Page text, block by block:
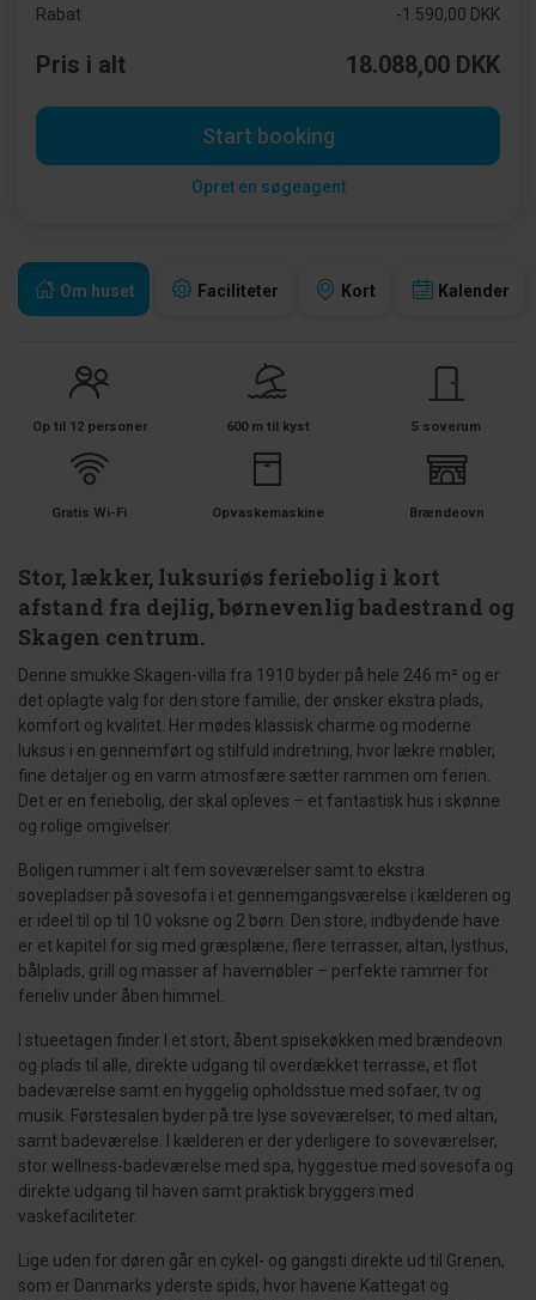
Om huset Faciliteter Kort Kalender
Op til 12 personer 600 m til kyst 5 soverum
Gratis Wi-Fi Opvaskemaskine Brændeovn
Stor, lækker, luksuriøs feriebolig i kort
afstand fra dejlig, børnevenlig badestrand og
Skagen centrum.
Denne smukke Skagen-villa fra 1910 byder på hele 246 m² og er
det oplagte valg for den store familie, der ønsker ekstra plads,
komfort og kvalitet. Her mødes klassisk charme og moderne
luksus i en gennemført og stilfuld indretning, hvor lækre møbler,
fine detaljer og en varm atmosfære sætter rammen om ferien.
Det er en feriebolig, der skal opleves – et fantastisk hus i skønne
og rolige omgivelser.
Boligen rummer i alt fem soveværelser samt to ekstra
sovepladser på sovesofa i et gennemgangsværelse i kælderen og
er ideel til op til 10 voksne og 2 børn. Den store, indbydende have
er et kapitel for sig med græsplæne, flere terrasser, altan, lysthus,
bålplads, grill og masser af havemøbler – perfekte rammer for
ferieliv under åben himmel.
I stueetagen finder I et stort, åbent spisekøkken med brændeovn
og plads til alle, direkte udgang til overdækket terrasse, et flot
badeværelse samt en hyggelig opholdsstue med sofaer, tv og
musik. Førstesalen byder på tre lyse soveværelser, to med altan,
samt badeværelse. I kælderen er der yderligere to soveværelser,
stor wellness-badeværelse med spa, hyggestue med sovesofa og
direkte udgang til haven samt praktisk bryggers med
vaskefaciliteter.
Lige uden for døren går en cykel- og gangsti direkte ud til Grenen,
som er Danmarks yderste spids, hvor havene Kattegat og
Rabat -1.590,00 DKK
Pris i alt 18.088,00 DKK
Start booking
Opret en søgeagent